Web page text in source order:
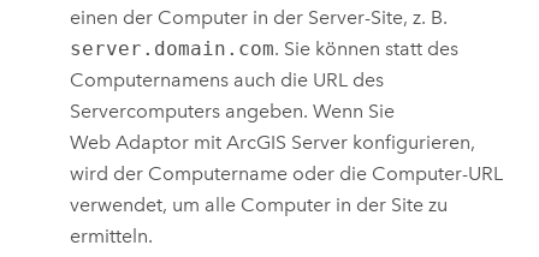
einen der Computer in der Server-Site, z. B.
server.domain.com. Sie können statt des
Computernamens auch die URL des
Servercomputers angeben. Wenn Sie
Web Adaptor mitArcGIS Server konfigurieren,
wird der Computername oder die Computer-URL
verwendet, um alle Computer in der Site zu
ermitteln.